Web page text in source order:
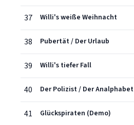
37 Willi's weiße Weihnacht
38 Pubertät / Der Urlaub
39 Willi's tiefer Fall
40 Der Polizist / Der Analphabet
41 Glückspiraten (Demo)